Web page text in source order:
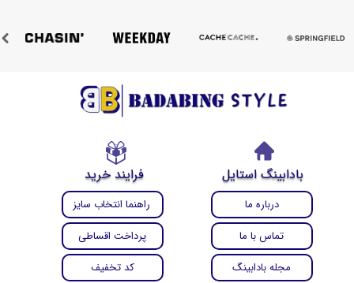
فرایند خرید بادابینگ استایل
راهنما انتخاب سایز
پرداخت اقساطی
کد تخفیف
درباره ما
تماس با ما
مجله بادابینگ